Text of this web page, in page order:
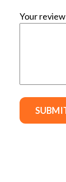
Your review